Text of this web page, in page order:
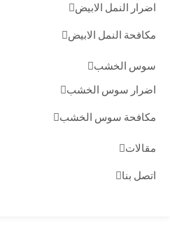
اضرار النمل الابيض
مكافحة النمل الابيض
سوس الخشب
اضرار سوس الخشب
مكافحة سوس الخشب
مقالات
اتصل بنا